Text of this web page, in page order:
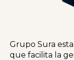
Grupo Sura
que facilita la